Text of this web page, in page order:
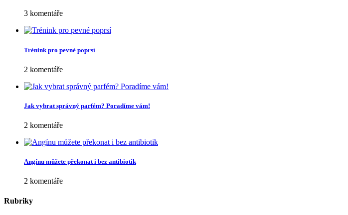
3 komentáře
Trénink pro pevné poprsí
2 komentáře
Jak vybrat správný parfém? Poradíme vám!
2 komentáře
Angínu můžete překonat i bez antibiotik
2 komentáře
Rubriky